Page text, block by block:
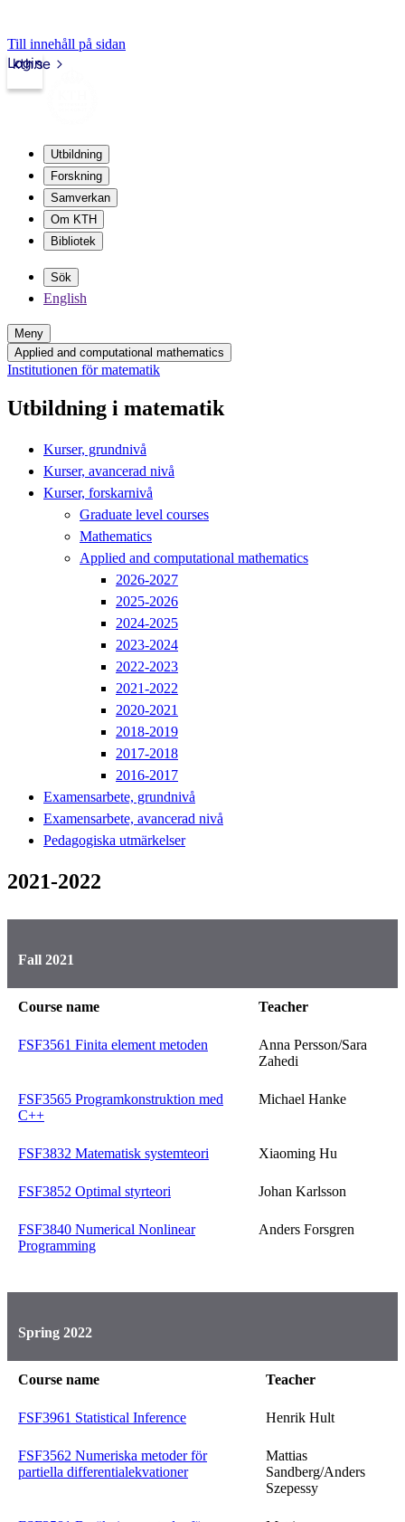
Till innehåll på sidan
kth.se
Login
Utbildning
Forskning
Samverkan
Om KTH
Bibliotek
Sök
English
Meny
Applied and computational mathematics
Institutionen för matematik
Utbildning i matematik
Kurser, grundnivå
Kurser, avancerad nivå
Kurser, forskarnivå
Graduate level courses
Mathematics
Applied and computational mathematics
2026-2027
2025-2026
2024-2025
2023-2024
2022-2023
2021-2022
2020-2021
2018-2019
2017-2018
2016-2017
Examensarbete, grundnivå
Examensarbete, avancerad nivå
Pedagogiska utmärkelser
2021-2022
Fall 2021
Course name Teacher
FSF3561 Finita element metoden
Anna Persson/Sara
Zahedi
FSF3565 Programkonstruktion med
C++
Michael Hanke
FSF3832 Matematisk systemteori Xiaoming Hu
FSF3852 Optimal styrteori Johan Karlsson
FSF3840 Numerical Nonlinear
Programming
Anders Forsgren
Spring 2022
Course name Teacher
FSF3961 Statistical Inference Henrik Hult
FSF3562 Numeriska metoder för
partiella differentialekvationer
Mattias
Sandberg/Anders
Szepessy